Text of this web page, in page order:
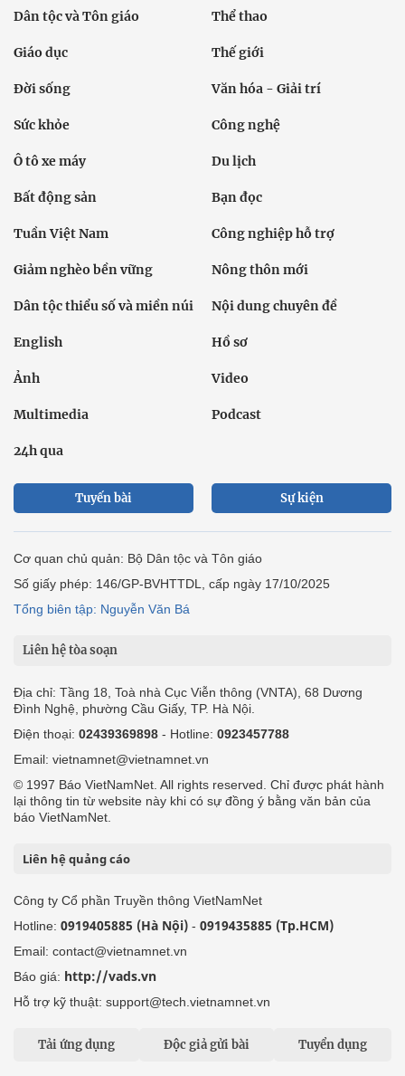
Dân tộc và Tôn giáo Thể thao
Giáo dục Thế giới
Đời sống Văn hóa - Giải trí
Sức khỏe Công nghệ
Ô tô xe máy Du lịch
Bất động sản Bạn đọc
Tuần Việt Nam Công nghiệp hỗ trợ
Giảm nghèo bền vững Nông thôn mới
Dân tộc thiểu số và miền núi Nội dung chuyên đề
English Hồ sơ
Ảnh Video
Multimedia Podcast
24h qua
Tuyến bài Sự kiện
Cơ quan chủ quản: Bộ Dân tộc và Tôn giáo
Số giấy phép: 146/GP-BVHTTDL, cấp ngày 17/10/2025
Tổng biên tập: Nguyễn Văn Bá
Liên hệ tòa soạn
Địa chỉ: Tầng 18, Toà nhà Cục Viễn thông (VNTA), 68 Dương
Đình Nghệ, phường Cầu Giấy, TP. Hà Nội.
Điện thoại: 02439369898 - Hotline: 0923457788
Email: vietnamnet@vietnamnet.vn
© 1997 Báo VietNamNet. All rights reserved. Chỉ được phát hành
lại thông tin từ website này khi có sự đồng ý bằng văn bản của
báo VietNamNet.
Liên hệ quảng cáo
Công ty Cổ phần Truyền thông VietNamNet
Hotline: 0919405885 (Hà Nội) - 0919435885 (Tp.HCM)
Email: contact@vietnamnet.vn
Báo giá: http://vads.vn
Hỗ trợ kỹ thuật: support@tech.vietnamnet.vn
Tải ứng dụng Độc giả gửi bài Tuyển dụng